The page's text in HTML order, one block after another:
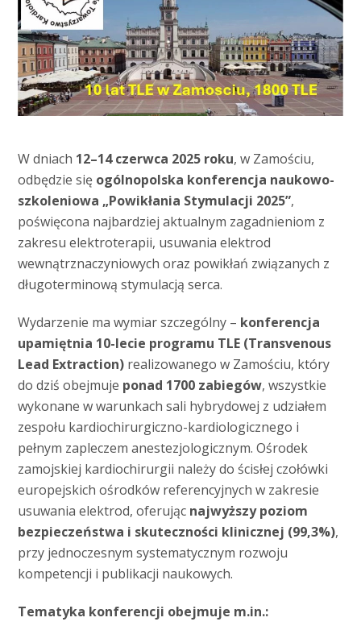
W dniach 12–14 czerwca 2025 roku, w Zamościu,
odbędzie się ogólnopolska konferencja naukowo-
szkoleniowa „Powikłania Stymulacji 2025”,
poświęcona najbardziej aktualnym zagadnieniom z
zakresu elektroterapii, usuwania elektrod
wewnątrznaczyniowych oraz powikłań związanych z
długoterminową stymulacją serca.
Wydarzenie ma wymiar szczególny – konferencja
upamiętnia 10-lecie programu TLE (Transvenous
Lead Extraction) realizowanego w Zamościu, który
do dziś obejmuje ponad 1700 zabiegów, wszystkie
wykonane w warunkach sali hybrydowej z udziałem
zespołu kardiochirurgiczno-kardiologicznego i
pełnym zapleczem anestezjologicznym. Ośrodek
zamojskiej kardiochirurgii należy do ścisłej czołówki
europejskich ośrodków referencyjnych w zakresie
usuwania elektrod, oferując najwyższy poziom
bezpieczeństwa i skuteczności klinicznej (99,3%),
przy jednoczesnym systematycznym rozwoju
kompetencji i publikacji naukowych.
Tematyka konferencji obejmuje m.in.: